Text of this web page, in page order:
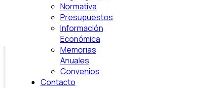
Normativa
Presupuestos
Información
Económica
Memorias
Anuales
Convenios
Contacto